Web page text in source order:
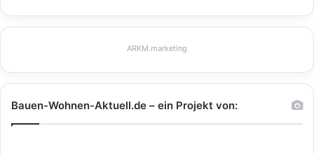
ARKM.marketing
Bauen-Wohnen-Aktuell.de – ein Projekt von: